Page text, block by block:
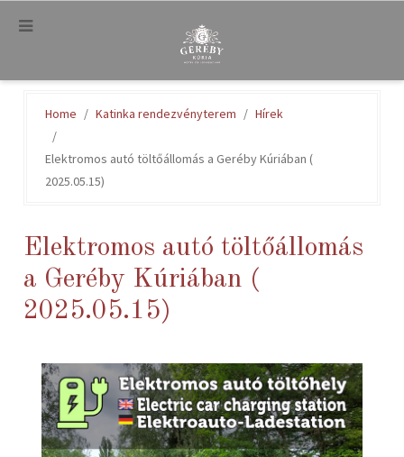
.
Home Katinka rendezvényterem Hírek
Elektromos autó töltőállomás a Geréby Kúriában (
2025.05.15)
Elektromos autó töltőállomás
a Geréby Kúriában (
2025.05.15)